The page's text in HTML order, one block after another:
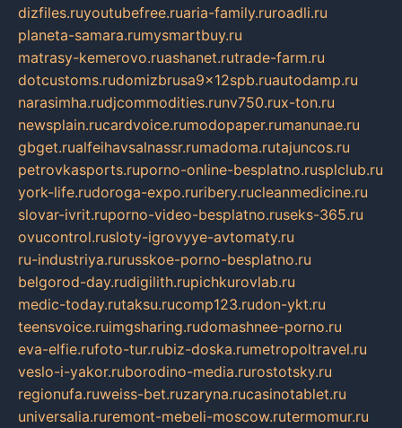
dizfiles.ruyoutubefree.ruaria-family.ruroadli.ru
planeta-samara.rumysmartbuy.ru
matrasy-kemerovo.ruashanet.rutrade-farm.ru
dotcustoms.rudomizbrusa9x12spb.ruautodamp.ru
narasimha.rudjcommodities.runv750.rux-ton.ru
newsplain.rucardvoice.rumodopaper.rumanunae.ru
gbget.rualfeihavsalnassr.rumadoma.rutajuncos.ru
petrovkasports.ruporno-online-besplatno.rusplclub.ru
york-life.rudoroga-expo.ruribery.rucleanmedicine.ru
slovar-ivrit.ruporno-video-besplatno.ruseks-365.ru
ovucontrol.rusloty-igrovyye-avtomaty.ru
ru-industriya.rurusskoe-porno-besplatno.ru
belgorod-day.rudigilith.rupichkurovlab.ru
medic-today.rutaksu.rucomp123.rudon-ykt.ru
teensvoice.ruimgsharing.rudomashnee-porno.ru
eva-elfie.rufoto-tur.rubiz-doska.rumetropoltravel.ru
veslo-i-yakor.ruborodino-media.rurostotsky.ru
regionufa.ruweiss-bet.ruzaryna.rucasinotablet.ru
universalia.ruremont-mebeli-moscow.rutermomur.ru